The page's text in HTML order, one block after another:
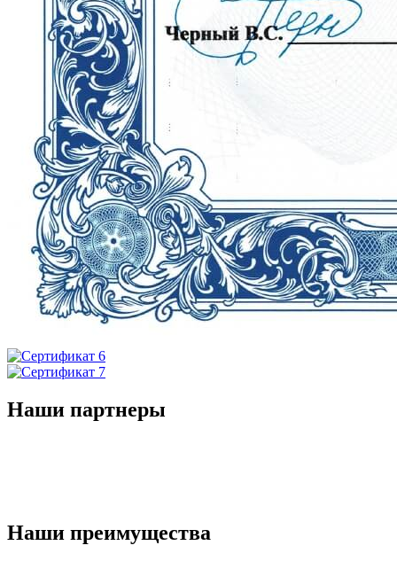
Наши партнеры
Наши преимущества